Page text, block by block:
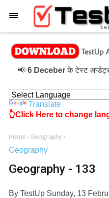
6 Deceberके टेस्ट अप्डेट्स
Translate
👆Click Here to change
Home › Geography ›
Geography
Geography - 133
By TestUp Sunday, 13